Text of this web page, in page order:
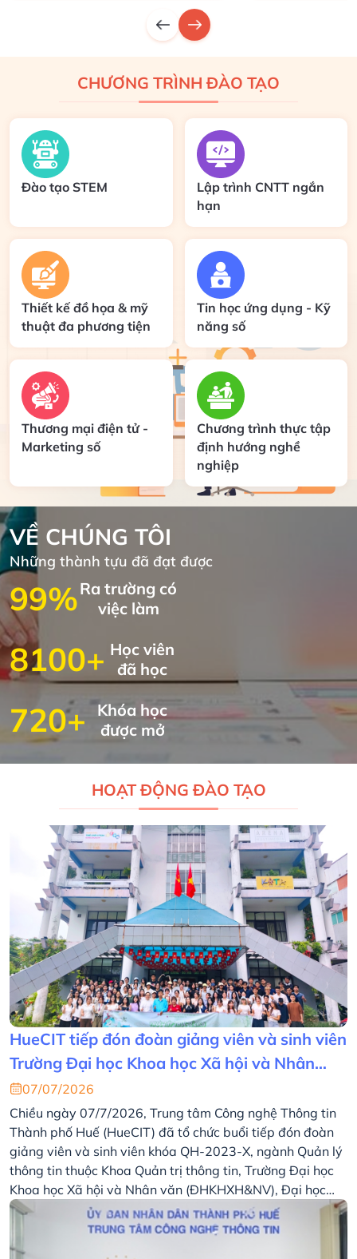
CHƯƠNG TRÌNH ĐÀO TẠO
Đào tạo STEM
Lập trình CNTT ngắn
hạn
Thiết kế đồ họa & mỹ
thuật đa phương tiện
Tin học ứng dụng - Kỹ
năng số
Thương mại điện tử -
Marketing số
Chương trình thực tập
định hướng nghề
nghiệp
VỀ CHÚNG TÔI
Những thành tựu đã đạt được
99%Ra trường có
việc làm
8100+ Học viên
đã học
720+
Khóa học
được mở
HOẠT ĐỘNG ĐÀO TẠO
HueCIT tiếp đón đoàn giảng viên và sinh viên
Trường Đại học Khoa học Xã hội và Nhân
văn, Đại học Quốc gia Hà Nội tham quan,
thực tập thực tế
07/07/2026
Chiều ngày 07/7/2026, Trung tâm Công nghệ Thông tin
Thành phố Huế (HueCIT) đã tổ chức buổi tiếp đón đoàn
giảng viên và sinh viên khóa QH-2023-X, ngành Quản lý
thông tin thuộc Khoa Quản trị thông tin, Trường Đại học
Khoa học Xã hội và Nhân văn (ĐHKHXH&NV), Đại học
Quốc gia Hà Nội (ĐHQG Hà Nội) đến tham quan, thực
tập thực tế tại Trung tâm.